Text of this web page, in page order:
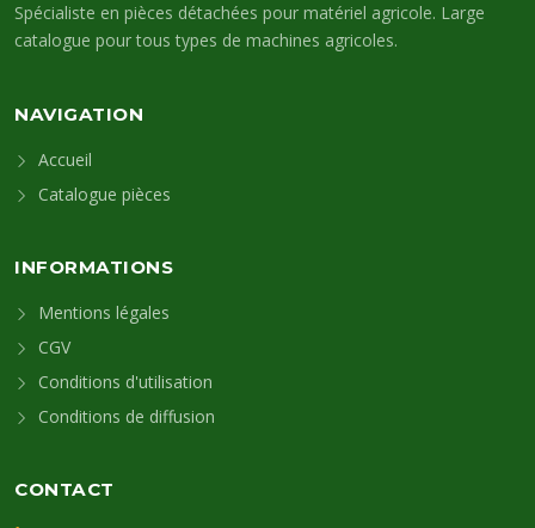
Spécialiste en pièces détachées pour matériel agricole. Large
catalogue pour tous types de machines agricoles.
NAVIGATION
Accueil
Catalogue pièces
INFORMATIONS
Mentions légales
CGV
Conditions d'utilisation
Conditions de diffusion
CONTACT